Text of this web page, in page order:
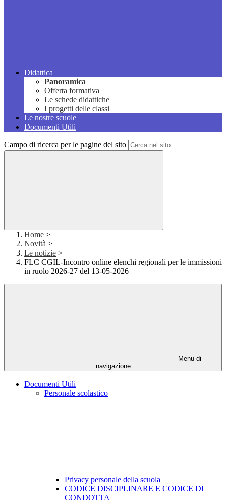
Didattica
Panoramica
Offerta formativa
Le schede didattiche
I progetti delle classi
Le nostre scuole
Documenti Utili
Campo di ricerca per le pagine del sito
Home >
Novità >
Le notizie >
FLC CGIL-Incontro online elenchi regionali per le immissioni
in ruolo 2026-27 del 13-05-2026
Menu di
navigazione
Documenti Utili
Personale scolastico
Privacy personale della scuola
CODICE DISCIPLINARE E CODICE DI
CONDOTTA